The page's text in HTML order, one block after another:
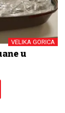
VELIKA GORICA
u